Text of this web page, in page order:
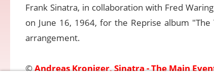
Frank Sinatra, in collaboration with Fred
on June 16, 1964, for the Reprise album
arrangement.
©Andreas Kroniger, Sinatra - The Main